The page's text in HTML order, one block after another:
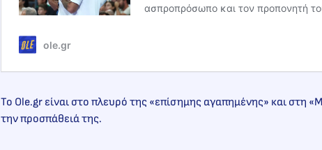
ασπροπρόσωπο και τον προπονητή
ole.gr
Το Ole.gr είναι στο πλευρό της «επίσημης αγαπημένης» και στη
την προσπάθειά της.